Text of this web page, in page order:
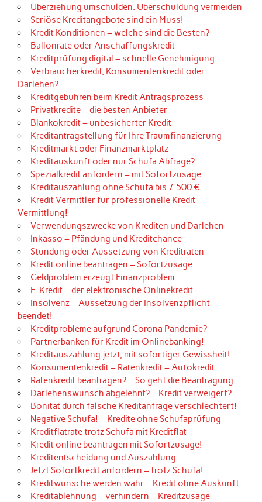
Überziehung umschulden. Überschuldung vermeiden
Seriöse Kreditangebote sind ein Muss!
Kredit Konditionen – welche sind die Besten?
Ballonrate oder Anschaffungskredit
Kreditprüfung digital – schnelle Genehmigung
Verbraucherkredit, Konsumentenkredit oder
Darlehen?
Kreditgebühren beim Kredit Antragsprozess
Privatkredite – die besten Anbieter
Blankokredit – unbesicherter Kredit
Kreditantragstellung für Ihre Traumfinanzierung
Kreditmarkt oder Finanzmarktplatz
Kreditauskunft oder nur Schufa Abfrage?
Spezialkredit anfordern – mit Sofortzusage
Kreditauszahlung ohne Schufa bis 7.500 €
Kredit Vermittler für professionelle Kredit
Vermittlung!
Verwendungszwecke von Krediten und Darlehen
Inkasso – Pfändung und Kreditchance
Stundung oder Aussetzung von Kreditraten
Kredit online beantragen – Sofortzusage
Geldproblem erzeugt Finanzproblem
E-Kredit – der elektronische Onlinekredit
Insolvenz – Aussetzung der Insolvenzpflicht
beendet!
Kreditprobleme aufgrund Corona Pandemie?
Partnerbanken für Kredit im Onlinebanking!
Kreditauszahlung jetzt, mit sofortiger Gewissheit!
Konsumentenkredit – Ratenkredit – Autokredit…
Ratenkredit beantragen? – So geht die Beantragung
Darlehenswunsch abgelehnt? – Kredit verweigert?
Bonität durch falsche Kreditanfrage verschlechtert!
Negative Schufa! – Kredite ohne Schufaprüfung
Kreditflatrate trotz Schufa mit Kreditflat
Kredit online beantragen mit Sofortzusage!
Kreditentscheidung und Auszahlung
Jetzt Sofortkredit anfordern – trotz Schufa!
Kreditwünsche werden wahr – Kredit ohne Auskunft
Kreditablehnung – verhindern – Kreditzusage